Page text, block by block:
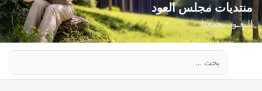
منتديات مجلس العود
الـعـود يجمعنا